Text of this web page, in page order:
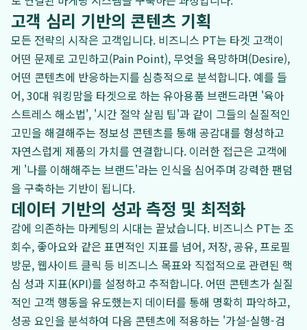
고객 심리 기반의 콘텐츠 기획
모든 전략의 시작은 고객입니다. 비즈니스 PT는 타겟 고객이
어떤 문제로 고민하고(Pain Point), 무엇을 욕망하며(Desire),
어떤 콘텐츠에 반응하는지를 심층적으로 분석합니다. 예를 들
어, 30대 워킹맘을 타겟으로 하는 유아용품 브랜드라면 '육아
스트레스 해소법', '시간 절약 살림 팁'과 같이 그들의 실질적인
고민을 해결해주는 정보성 콘텐츠를 통해 공감대를 형성하고
자연스럽게 제품의 가치를 연결합니다. 이러한 접근은 고객에
게 '나를 이해해주는 브랜드'라는 인식을 심어주며 강력한 팬덤
을 구축하는 기반이 됩니다.
데이터 기반의 성과 측정 및 최적화
감에 의존하는 마케팅의 시대는 끝났습니다. 비즈니스 PT는 조
회수, 좋아요와 같은 표면적인 지표를 넘어, 저장, 공유, 프로필
방문, 웹사이트 클릭 등 비즈니스 목표와 직접적으로 관련된 핵
심 성과 지표(KPI)를 설정하고 추적합니다. 어떤 콘텐츠가 실질
적인 고객 행동을 유도했는지 데이터를 통해 명확히 파악하고,
성공 요인을 분석하여 다음 콘텐츠에 적용하는 '가설-실행-검